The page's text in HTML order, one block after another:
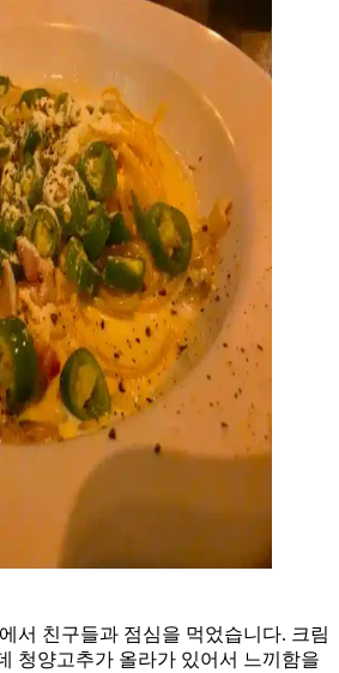
서 친구들과 점심을 먹었습니다. 크림
청양고추가 올라가 있어서 느끼함을